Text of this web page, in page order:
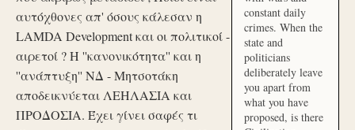
αυτόχθονες απ' όσους κάλεσαν η
LAMDA Development και οι πολιτικοί -
αιρετοί ? Η ''κανονικότητα'' και η
''ανάπτυξη'' ΝΔ - Μητσοτάκη
αποδεικνύεται ΛΕΗΛΑΣΙΑ και
ΠΡΟΔΟΣΙΑ. Έχει γίνει σαφές τι
constant daily
crimes. When the
state and
politicians
deliberately leave
you apart from
what you have
proposed, is there